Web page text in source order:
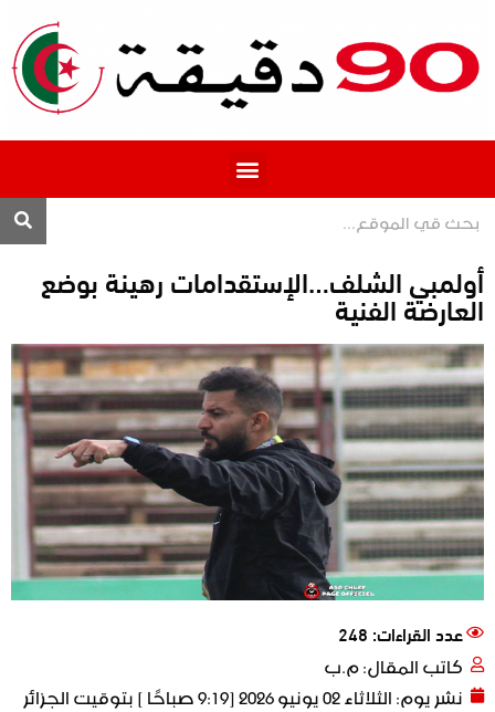
أولمبي الشلف…الإستقدامات رهينة بوضع
العارضة الفنية
عدد القراءات: 248
كاتب المقال:م.ب
نشر يوم:الثلاثاء 02 يونيو 2026 [9:19 صباحًا ] بتوقيت الجزائر